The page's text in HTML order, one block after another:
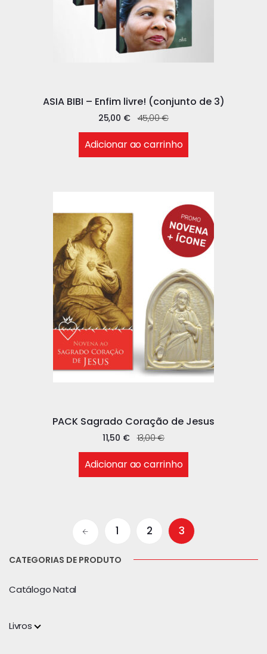
ASIA BIBI – Enfim livre! (conjunto de 3)
45,00€
25,00 €
Adicionar ao carrinho
PACK Sagrado Coração de Jesus
13,00€
11,50 €
Adicionar ao carrinho
1 2 3
CATEGORIAS DE PRODUTO
Catálogo Natal
Livros